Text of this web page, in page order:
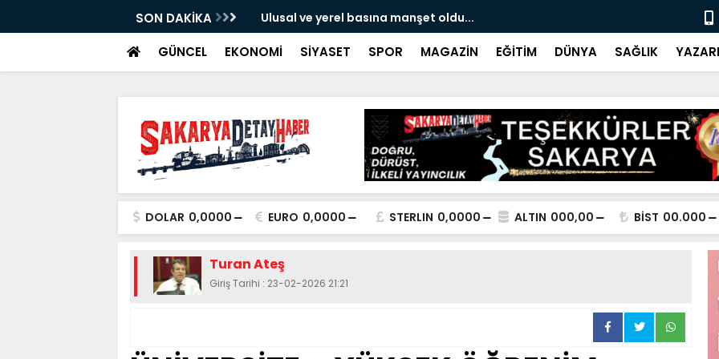
SON DAKİKA Ulusal ve yerel basına manşet oldu...
Sakaryalı
belli oldu
GÜNCEL EKONOMİ SİYASET SPOR MAGAZİN EĞİTİM DÜNYA SAĞLIK
DOLAR 0,0000 EURO 0,0000 STERLIN 0,0000 ALTIN 000,00 BİST 00.000
Turan Ateş
Giriş Tarihi : 23-02-2026 21:21